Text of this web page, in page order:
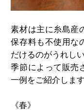
素材は主に糸島産
保存料も不使用な
だけるのがうれし
季節によって販売
一例をご紹介します
《春》